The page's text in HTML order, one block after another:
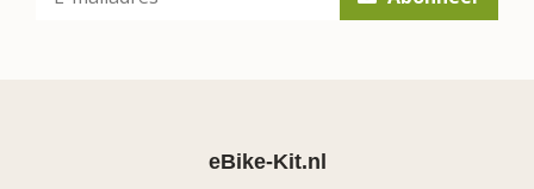
eBike-Kit.nl